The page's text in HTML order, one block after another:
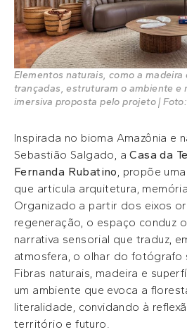
Elementos naturais, como a madeira
trançadas, estruturam o ambiente e
imersiva proposta pelo projeto |
Inspirada no bioma Amazônia e
Sebastião Salgado, aCasa da
Fernanda Rubatino, propõe
que articula arquitetura,
Organizado a partir dos eixos
regeneração, o espaço conduz
narrativa sensorial que traduz,
atmosfera, o olhar do fotógrafo
Fibras naturais, madeira e
um ambiente que evoca a
literalidade, convidando à
território e futuro.